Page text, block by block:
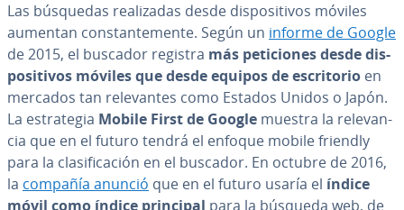
Las búsquedas rea­li­za­das desde di­s­po­si­ti­vos móviles
aumentan co­n­s­ta­n­te­me­n­te. Según un informe de Google
de 2015, el buscador registra más pe­ti­cio­nes desde di­s­
po­si­ti­vos móviles que desde equipos de es­cri­to­rio en
mercados tan re­le­va­n­tes como Estados Unidos o Japón.
La es­tra­te­gia Mobile First de Google muestra la re­le­va­n­
cia que en el futuro tendrá el enfoque mobile friendly
para la cla­si­fi­ca­ción en el buscador. En octubre de 2016,
la compañía anunció que en el futuro usaría el índice
móvil como índice principal para la búsqueda web, de